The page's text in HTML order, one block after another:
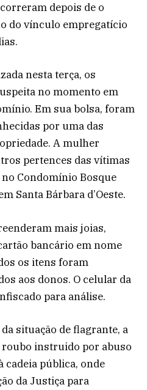
depois de o
do vínculo empregatício
nesta terça, os
no momento em
Em sua bolsa, foram
por uma das
A mulher
pertences das vítimas
Condomínio Bosque
Santa Bárbara d’Oeste.
mais joias,
bancário em nome
os itens foram
aos donos. O celular da
para análise.
situação de flagrante, a
instruido por abuso
cadeia pública, onde
da Justiça para